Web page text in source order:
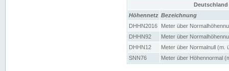
Höhennetz Bezeichnung
DHHN2016
Meter über
DHHN92
Meter über
DHHN12
Meter über Normalnull (m.
SNN76
Meter über Höhennormal